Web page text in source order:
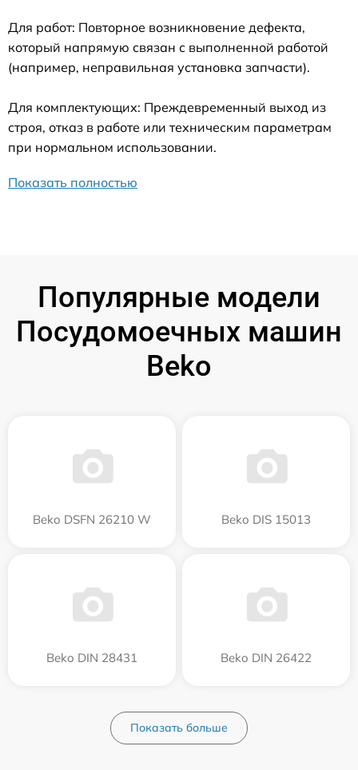
Для работ: Повторное возникновение дефекта,
который напрямую связан с выполненной работой
(например, неправильная установка запчасти).
Для комплектующих: Преждевременный выход из
строя, отказ в работе или техническим параметрам
при нормальном использовании.
Показать полностью
Популярные модели
Посудомоечных машин
Beko
Beko DSFN 26210 W Beko DIS 15013
Beko DIN 28431 Beko DIN 26422
Показать больше